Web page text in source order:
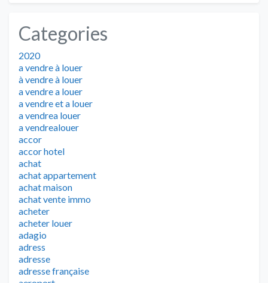
Categories
2020
a vendre à louer
à vendre à louer
a vendre a louer
a vendre et a louer
a vendrea louer
a vendrealouer
accor
accor hotel
achat
achat appartement
achat maison
achat vente immo
acheter
acheter louer
adagio
adress
adresse
adresse française